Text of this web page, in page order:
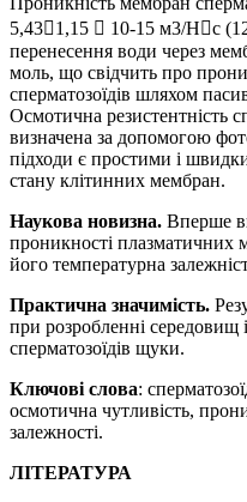
5,431,15  10-15 м3/Нс
перенесення води через
моль, що свідчить про
сперматозоїдів шляхом
Осмотична резистентність
визначена за допомогою
підходи є простими і
стану клітинних мембран.
Наукова новизна. Вперше
проникності плазматичних
його температурна
Практична значимість.
при розробленні середовищ
сперматозоїдів щуки.
Ключові слова:
осмотична чутливість,
залежності.
ЛІТЕРАТУРА